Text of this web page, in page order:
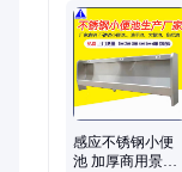
感应不锈钢小便
池 加厚商用景区